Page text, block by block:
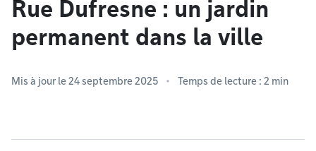
Rue Dufresne : un jardin
permanent dans la ville
Mis à jour le 24 septembre 2025 Temps de lecture : 2 min